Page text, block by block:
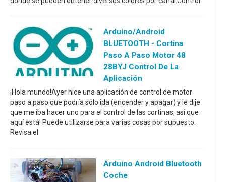
Arduino/Android
BLUETOOTH - Cortina
Paso A Paso Motor 48
28BYJ Control De La
Aplicación
¡Hola mundo!Ayer hice una aplicación de control de motor
paso a paso que podría sólo ida (encender y apagar) y le dije
que me iba hacer uno para el control de las cortinas, así que
aquí está! Puede utilizarse para varias cosas por supuesto.
Revisa el
Arduino Android Bluetooth
Coche